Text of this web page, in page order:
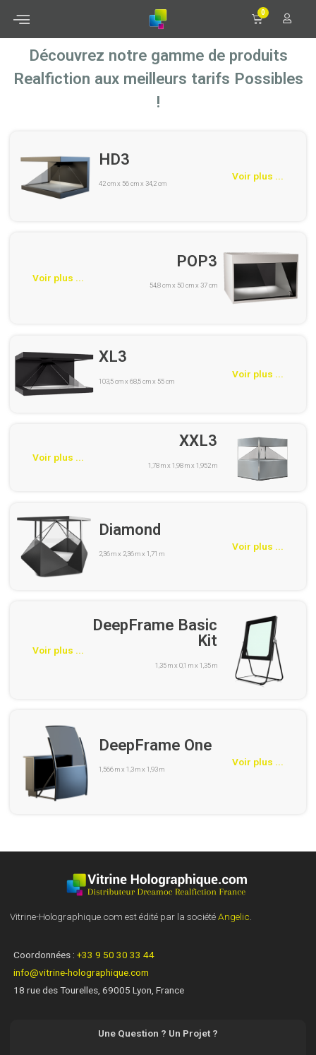
0
Découvrez notre gamme de produits
Realfiction aux meilleurs tarifs Possibles
!
HD3
42 cm x 56 cm x 34,2 cm
Voir plus ...
Voir plus ...
POP3
54,8 cm x 50 cm x 37 cm
XL3
103,5 cm x 68,5 cm x 55 cm
Voir plus ...
Voir plus ...
XXL3
1,78 m x 1,98 m x 1,952 m
Diamond
2,36 m x 2,36 m x 1,71 m
Voir plus ...
Voir plus ...
DeepFrame Basic
Kit
1,35 m x 0,1 m x 1,35 m
DeepFrame One
1,566 m x 1,3 m x 1,93 m
Voir plus ...
Vitrine-Holographique.com est édité par la sociétéAngelic
Coordonnées : +33 9 50 30 33 44
info@vitrine-holographique.com
18 rue des Tourelles, 69005 Lyon, France
Une Question ? Un Projet ?